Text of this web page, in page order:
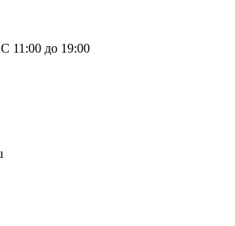
11:00 до 19:00